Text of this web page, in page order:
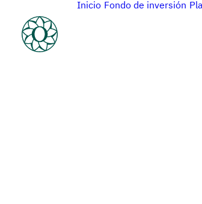
Inicio Fondo de inversión